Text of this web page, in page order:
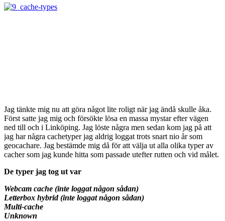
Jag tänkte mig nu att göra något lite roligt när jag ändå skulle åka.
Först satte jag mig och försökte lösa en massa mystar efter vägen
ned till och i Linköping. Jag löste några men sedan kom jag på att
jag har några cachetyper jag aldrig loggat trots snart nio år som
geocachare. Jag bestämde mig då för att välja ut alla olika typer av
cacher som jag kunde hitta som passade utefter rutten och vid målet.
De typer jag tog ut var
Webcam cache (inte loggat någon sådan)
Letterbox hybrid (inte loggat någon sådan)
Multi-cache
Unknown